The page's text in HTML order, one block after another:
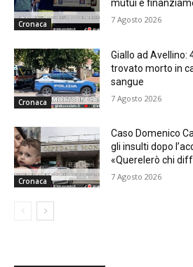
Cronaca
mutui e
7 Agosto 2026
Cronaca
Giallo ad Avellino:
trovato morto in
sangue
7 Agosto 2026
Cronaca
Caso Domenico
gli insulti dopo
«Querelerò chi
7 Agosto 2026